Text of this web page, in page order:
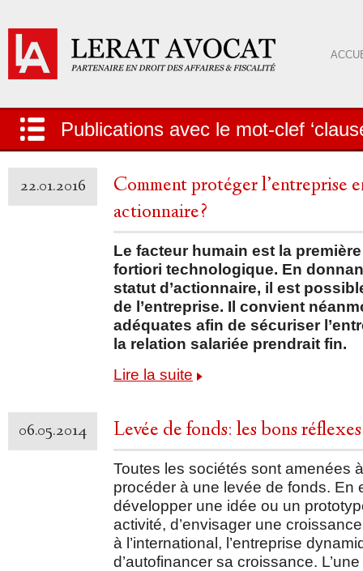
Publications avec le mot-clef
22.01.2016
Comment protéger l’entreprise
actionnaire?
Le facteur humain est la
fortiori technologique. En
statut d’actionnaire, il est
de l’entreprise. Il convient
adéquates afin de sécuriser
la relation salariée prendrait fin.
Lire la suite
06.05.2014 Levée de fonds: les bons
Toutes les sociétés sont amenées
procéder à une levée de fonds. En
développer une idée ou un
activité, d’envisager une
à l’international, l’entreprise
d’autofinancer sa croissance.